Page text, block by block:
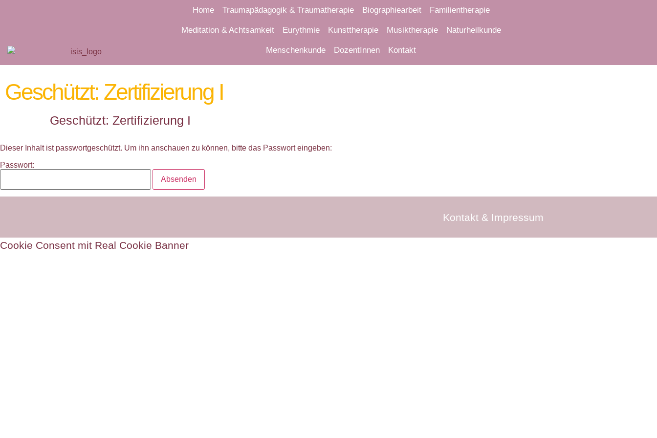
Home Traumapädagogik & Traumatherapie Biographiearbeit Familientherapie
Meditation & Achtsamkeit Eurythmie Kunsttherapie Musiktherapie Naturheilkunde
Menschenkunde DozentInnen Kontakt
Geschützt: Zertifizierung I
Geschützt: Zertifizierung I
Dieser Inhalt ist passwortgeschützt. Um ihn anschauen zu können, bitte das Passwort eingeben:
Passwort:
Kontakt & Impressum
Cookie Consent mit Real Cookie Banner